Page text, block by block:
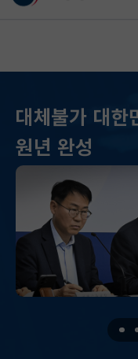
대체불가 대한
원년 완성
KOSPI
KOSDAQ
국고채(3년)
달러-원
KOSPI
KOSDAQ